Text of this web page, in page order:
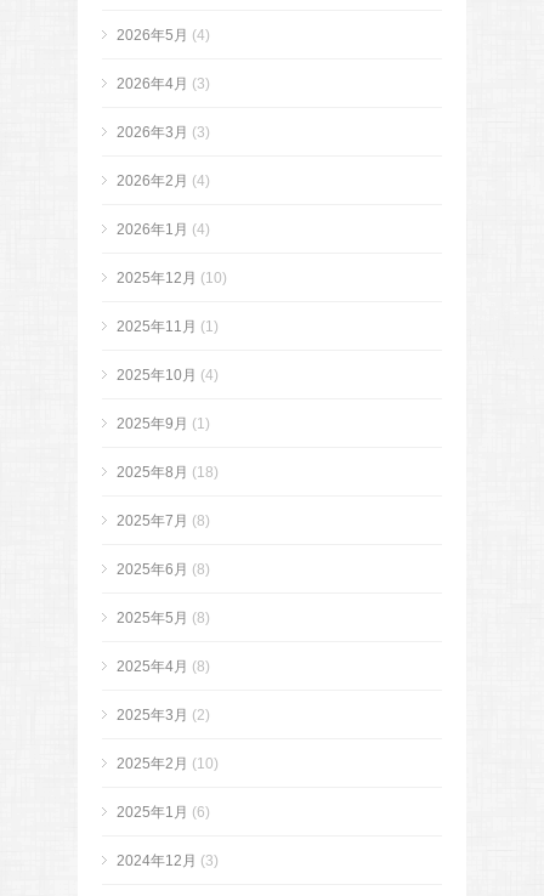
2026年5月 (4)
2026年4月 (3)
2026年3月 (3)
2026年2月 (4)
2026年1月 (4)
2025年12月 (10)
2025年11月 (1)
2025年10月 (4)
2025年9月 (1)
2025年8月 (18)
2025年7月 (8)
2025年6月 (8)
2025年5月 (8)
2025年4月 (8)
2025年3月 (2)
2025年2月 (10)
2025年1月 (6)
2024年12月 (3)